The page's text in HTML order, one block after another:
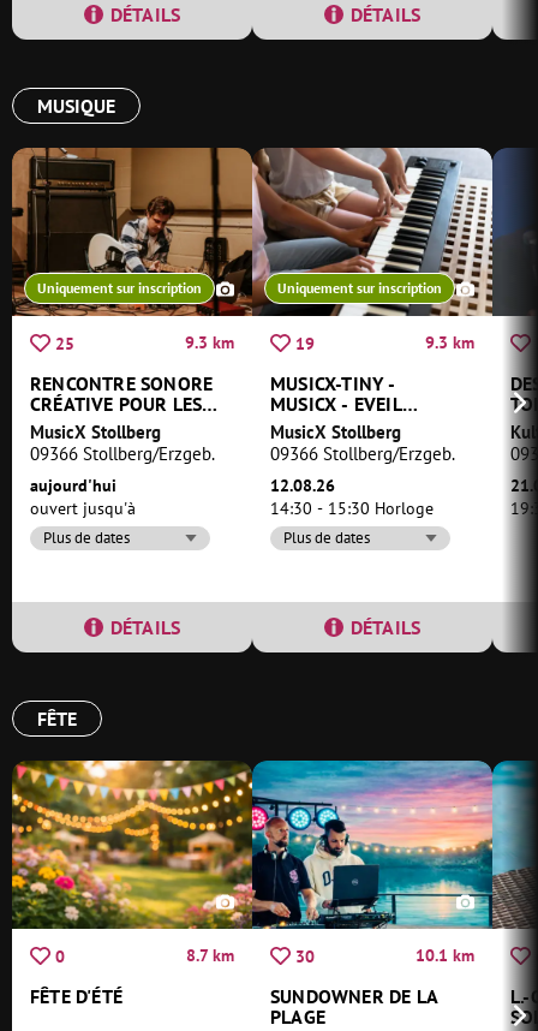
DÉTAILS DÉTAILS
MUSIQUE
Uniquement sur inscription
25 9.3 km
RENCONTRE SONORE
CRÉATIVE POUR LES
JEUNES
MusicX Stollberg
09366 Stollberg/Erzgeb.
aujourd'hui
ouvert jusqu'à
Plus de dates
DÉTAILS
Uniquement sur inscription
19 9.3 km
MUSICX-TINY -
MUSICX - EVEIL
MUSICAL
MusicX Stollberg
09366 Stollberg/Erzgeb.
12.08.26
14:30 - 15:30 Horloge
Plus de dates
DÉTAILS
FÊTE
0 8.7 km
FÊTE D'ÉTÉ
30 10.1 km
SUNDOWNER DE LA
PLAGE
L.-